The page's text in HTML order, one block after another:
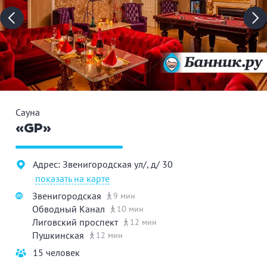
Сауна
«GP»
Адрес: Звенигородская ул/, д/ 30
показать на карте
Звенигородская
9 мин
Обводный Канал 10 мин
Лиговский проспект 12 мин
Пушкинская 12 мин
15 человек